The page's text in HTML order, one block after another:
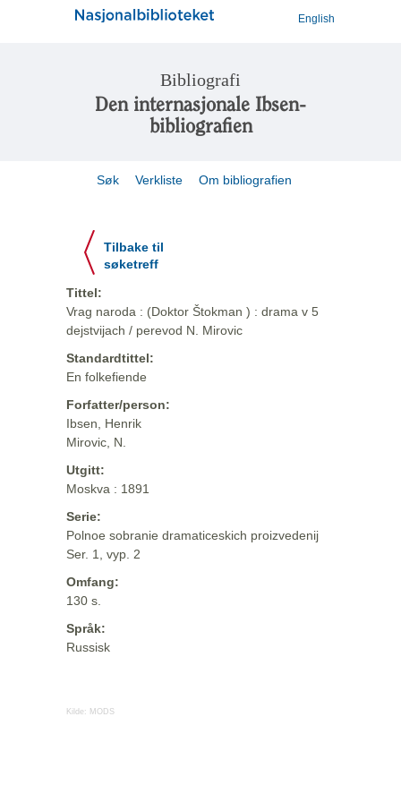
English
Bibliografi
Den internasjonale Ibsen-
bibliografien
Søk Verkliste Om bibliografien
Tilbake til
søketreff
Tittel:
Vrag naroda : (Doktor Štokman ) : drama v 5
dejstvijach / perevod N. Mirovic
Standardtittel:
En folkefiende
Forfatter/person:
Ibsen, Henrik
Mirovic, N.
Utgitt:
Moskva : 1891
Serie:
Polnoe sobranie dramaticeskich proizvedenij
Ser. 1, vyp. 2
Omfang:
130 s.
Språk:
Russisk
Kilde: MODS